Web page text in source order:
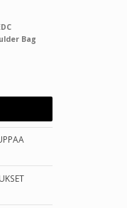
Bag